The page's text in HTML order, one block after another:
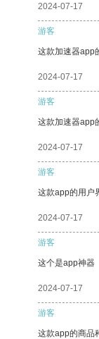
2024-07-17
游客
这款加速器app
2024-07-17
游客
这款加速器app
2024-07-17
游客
这款app的用户
2024-07-17
游客
这个是app神器
2024-07-17
游客
这款app的商品